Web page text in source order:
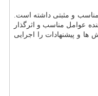
مناسب و مثبتی داشته است.
عوامل مناسب و اثرگذار
و پیشنهادات را اجرایی